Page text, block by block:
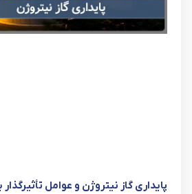
پایداری گاز نیتروژن و عوامل تأثیرگذار